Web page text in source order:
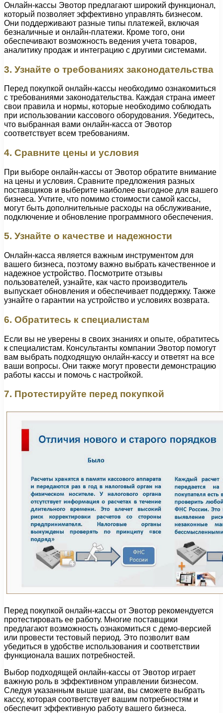
Онлайн-кассы Эвотор предлагают широкий функционал,
который позволяет эффективно управлять бизнесом.
Они поддерживают разные типы платежей, включая
безналичные и онлайн-платежи. Кроме того, они
обеспечивают возможность ведения учета товаров,
аналитику продаж и интеграцию с другими системами.
3. Узнайте о требованиях законодательства
Перед покупкой онлайн-кассы необходимо ознакомиться
с требованиями законодательства. Каждая страна имеет
свои правила и нормы, которые необходимо соблюдать
при использовании кассового оборудования. Убедитесь,
что выбранная вами онлайн-касса от Эвотор
соответствует всем требованиям.
4. Сравните цены и условия
При выборе онлайн-кассы от Эвотор обратите внимание
на цены и условия. Сравните предложения разных
поставщиков и выберите наиболее выгодное для вашего
бизнеса. Учтите, что помимо стоимости самой кассы,
могут быть дополнительные расходы на обслуживание,
подключение и обновление программного обеспечения.
5. Узнайте о качестве и надежности
Онлайн-касса является важным инструментом для
вашего бизнеса, поэтому важно выбрать качественное и
надежное устройство. Посмотрите отзывы
пользователей, узнайте, как часто производитель
выпускает обновления и обеспечивает поддержку. Также
узнайте о гарантии на устройство и условиях возврата.
6. Обратитесь к специалистам
Если вы не уверены в своих знаниях и опыте, обратитесь
к специалистам. Консультанты компании Эвотор помогут
вам выбрать подходящую онлайн-кассу и ответят на все
ваши вопросы. Они также могут провести демонстрацию
работы кассы и помочь с настройкой.
7. Протестируйте перед покупкой
Перед покупкой онлайн-кассы от Эвотор рекомендуется
протестировать ее работу. Многие поставщики
предлагают возможность ознакомиться с демо-версией
или провести тестовый период. Это позволит вам
убедиться в удобстве использования и соответствии
функционала ваших потребностей.
Выбор подходящей онлайн-кассы от Эвотор играет
важную роль в эффективном управлении бизнесом.
Следуя указанным выше шагам, вы сможете выбрать
кассу, которая соответствует вашим потребностям и
обеспечит эффективную работу вашего бизнеса.